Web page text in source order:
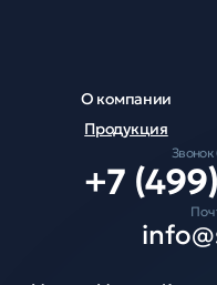
О компании
Продукция
+7